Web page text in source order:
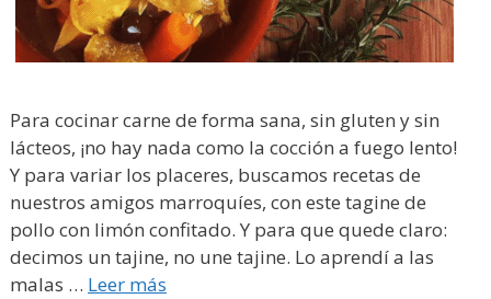
Para cocinar carne de forma sana, sin gluten y sin
lácteos, ¡no hay nada como la cocción a fuego lento!
Y para variar los placeres, buscamos recetas de
nuestros amigos marroquíes, con este tagine de
pollo con limón confitado. Y para que quede claro:
decimos un tajine, no une tajine. Lo aprendí a las
malas … Leer más